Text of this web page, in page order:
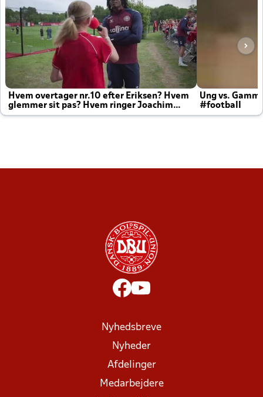
Hvem overtager nr.10 efter Eriksen? Hvem
glemmer sit pas? Hvem ringer Joachim
altid til efter kampe?
Ung vs.
#football
Nyhedsbreve
Nyheder
Afdelinger
Medarbejdere